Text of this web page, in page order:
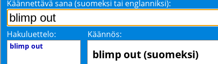
Käännettävä sana (suomeksi tai englanniksi):
Hakuluettelo: Käännös:
blimp out
blimp out (suomeksi)